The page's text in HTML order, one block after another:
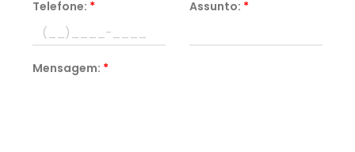
Telefone: * Assunto: *
Mensagem: *